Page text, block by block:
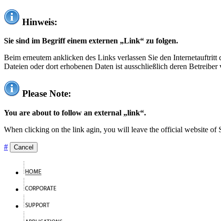
Hinweis:
Sie sind im Begriff einem externen „Link“ zu folgen.
Beim erneutem anklicken des Links verlassen Sie den
Dateien oder dort erhobenen Daten ist ausschließlich deren
Please Note:
You are about to follow an external „link“.
When clicking on the link agin, you will leave the official website of
# Cancel